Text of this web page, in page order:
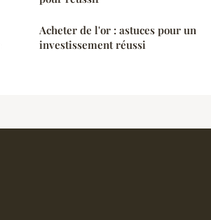
Acheter de l'or : astuces pour un
investissement réussi